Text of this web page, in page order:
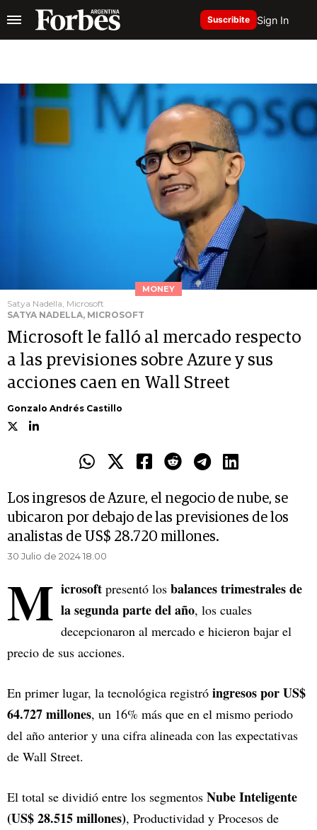
Suscribite Sign In
MONEY
Satya Nadella, Microsoft
SATYA NADELLA, MICROSOFT
Microsoft le falló al mercado respecto
a las previsiones sobre Azure y sus
acciones caen en Wall Street
Gonzalo Andrés Castillo
Los ingresos de Azure, el negocio de nube, se
ubicaron por debajo de las previsiones de los
analistas de US$ 28.720 millones.
30 Julio de 2024 18.00
M icrosoft presentó los balances trimestrales de
la segunda parte del año, los cuales
decepcionaron al mercado e hicieron bajar el
precio de sus acciones.
En primer lugar, la tecnológica registró ingresos por US$
64.727 millones, un 16% más que en el mismo periodo
del año anterior y una cifra alineada con las expectativas
de Wall Street.
El total se dividió entre los segmentos Nube Inteligente
(US$ 28.515 millones), Productividad y Procesos de